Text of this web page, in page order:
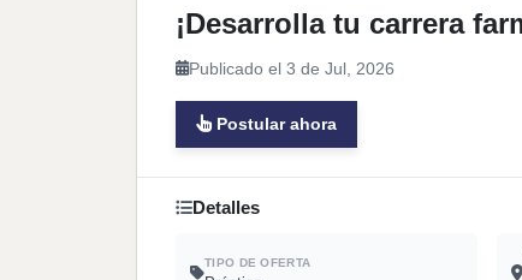
¡Desarrolla tu carrera
Publicado el 3 de Jul, 2026
Postular ahora
Detalles
TIPO DE OFERTA